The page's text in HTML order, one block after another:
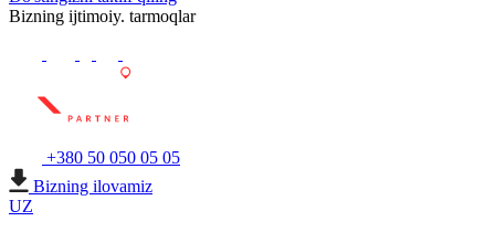
Bizning ijtimoiy. tarmoqlar
+380 50 050 05 05
Bizning ilovamiz
UZ